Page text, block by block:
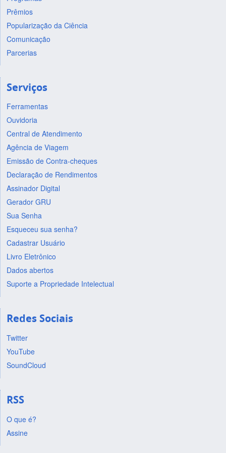
Prêmios
Popularização da Ciência
Comunicação
Parcerias
Serviços
Ferramentas
Ouvidoria
Central de Atendimento
Agência de Viagem
Emissão de Contra-cheques
Declaração de Rendimentos
Assinador Digital
Gerador GRU
Sua Senha
Esqueceu sua senha?
Cadastrar Usuário
Livro Eletrônico
Dados abertos
Suporte a Propriedade Intelectual
Redes Sociais
Twitter
YouTube
SoundCloud
RSS
O que é?
Assine